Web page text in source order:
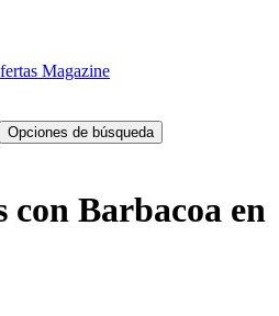
Magazine
Opciones de búsqueda
con Barbacoa en